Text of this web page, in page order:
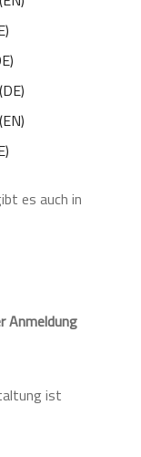
es auch in
Anmeldung
ist